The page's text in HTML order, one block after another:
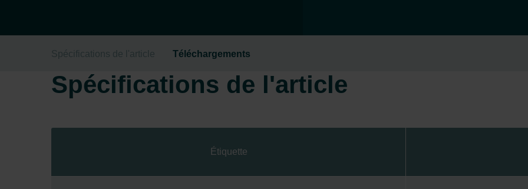
Spécifications de l'article Téléchargements
Spécifications de l'article
Étiquette